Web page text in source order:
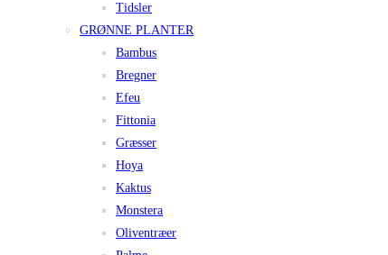
Tidsler
GRØNNE PLANTER
Bambus
Bregner
Efeu
Fittonia
Græsser
Hoya
Kaktus
Monstera
Oliventræer